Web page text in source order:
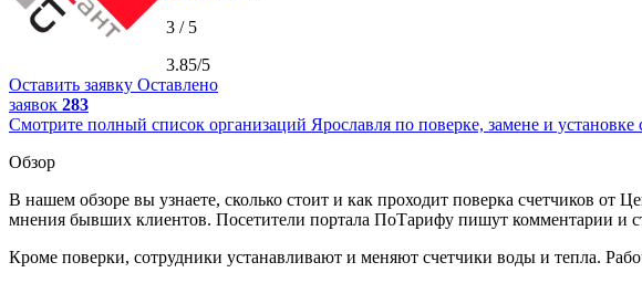
3 / 5
3.85/5
Оставить заявку Оставлено
заявок 283
Смотрите полный список организаций Ярославля по поверке, замене и установке
Обзор
В нашем обзоре вы узнаете, сколько стоит и как проходит поверка счетчиков от
мнения бывших клиентов. Посетители портала ПоТарифу пишут комментарии и
Кроме поверки, сотрудники устанавливают и меняют счетчики воды и тепла.